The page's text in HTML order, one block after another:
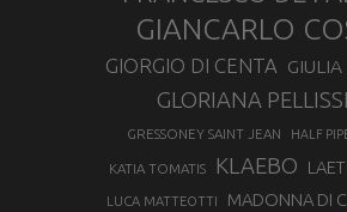
GIANCARLO
GIORGIO DI CENTA
GLORIANA
GRESSONEY SAINT JEAN HALF
KATIA TOMATIS KLAEBO
LUCA MATTEOTTI MADONNA DI